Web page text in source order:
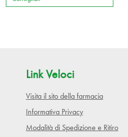
Link Veloci
Visita il sito della farmacia
Informativa Privacy
Modalità di Spedizione e Ritiro